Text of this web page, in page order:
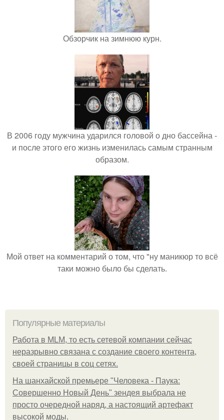
Обзорчик на зимнюю курн.
В 2006 году мужчина ударился головой о дно бассейна -
и после этого его жизнь изменилась самым странным
образом.
Мой ответ на комментарий о том, что "ну маникюр то всё
таки можно было бы сделать.
Популярные материалы
Работа в MLM, то есть сетевой компании сейчас
неразрывно связана с создание своего контента,
своей страницы в соц сетях.
На шанхайской премьере "Человека - Паука:
Совершенно Новый День" зендея выбрала не
просто очередной наряд, а настоящий артефакт
высокой моды.